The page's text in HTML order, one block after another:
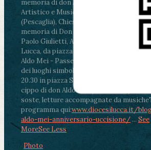
memoria di don Aldo Mei curato dal
Artistico e Musicale “Passaglia”
ore 18
(Pescaglia), Chiesa parrocchiale - Messa
memoria di Don Aldo Mei celebrata da
Paolo Giulietti, Arcivescovo di Lucca
Lucca, da piazza San Michele al Cippo di
Aldo Mei - Passeggiata della Memoria in
dei luoghi simbolo della città. Ritrovo alle
20.30 in piazza San Michele con
cippo di don Aldo Mei (Porta Elisa).
soste, letture accompagnate da musiche
programma qui:www.diocesilucca.it/
aldo-mei-anniversario-uccisione/ ... See
MoreSee Less
Photo